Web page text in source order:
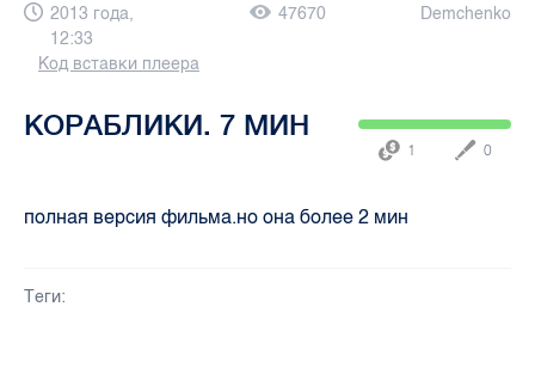
2013 года,
12:33
47670 Demchenko
Код вставки плеера
КОРАБЛИКИ. 7 МИН
1 0
полная версия фильма.но она более 2 мин
Теги: